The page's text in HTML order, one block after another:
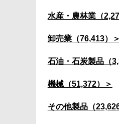
水産・農林業（
卸売業（76,413）＞
石油・石炭製品（
機械（51,372）＞
その他製品（